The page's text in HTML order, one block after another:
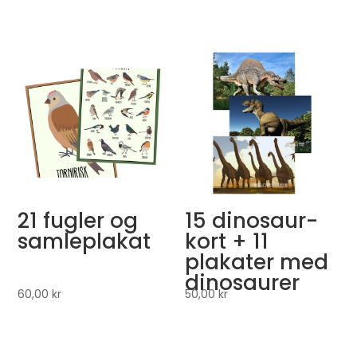
21 fugler og
samleplakat
60,00kr
15 dinosaur-
kort + 11
plakater med
dinosaurer
50,00kr